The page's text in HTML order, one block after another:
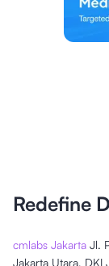
Redefine
cmlabs Jakarta Jl.
Jakarta Utara, DKI